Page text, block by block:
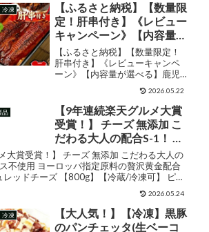
冷凍
【ふるさと納税】【数量限
定！肝串付き】《レビュー
キャンペーン》【内容量が
選べる】鹿児島県産 山田
水産の霧島湧水鰻＜2尾＞
or＜5尾＋肝串2本＞ うな
ぎ 鰻 ウナギ 2尾 5尾 国産
蒲焼き かばやき 冷凍 うな
重 ランキング 人気【山田
水産】
【ふるさと納税】【数量限定！
肝串付き】《レビューキャンペ
ーン》【内容量が選べる】鹿児
島県産 山田水産の霧島湧水鰻＜2
尾＞or＜5尾＋肝串2本＞ うなぎ
鰻 ウナギ 2尾 5尾 国産 蒲焼き か
ばやき 冷凍 うな重 ランキング 人
気【山田水産...
2026.05.22
品
【9年連続楽天グルメ大賞
受賞！】 チーズ 無添加 こ
だわる大人の配合S-1！ セ
ルロース不使用 ヨーロッ
パ指定原料の贅沢黄金配合
とろけるチーズ シュレッ
ドチーズ 【800g】【冷蔵/
冷凍可】 ピザ 生ハム パス
タ とろける ワイン パン ギ
大賞受賞！】 チーズ 無添加 こだわる大人の
不使用 ヨーロッパ指定原料の贅沢黄金配合
レッドチーズ 【800g】【冷蔵/冷凍可】 ピザ
2026.05.24
冷凍
【大人気！】【冷凍】黒豚
のパンチェッタ(生ベーコ